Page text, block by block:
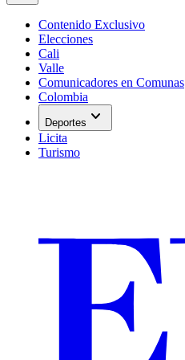
Contenido Exclusivo
Elecciones
Cali
Valle
Comunicadores en Comunas
Colombia
Deportes expand_more
Licita
Turismo